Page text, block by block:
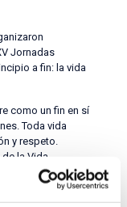
Jornadas
a fin: la vida
como un fin en sí
Toda vida
y respeto.
la Vida,
desde su
integral a las